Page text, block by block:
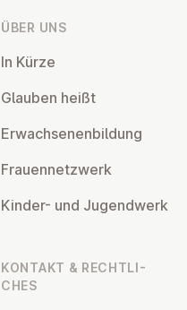
ÜBER UNS
In Kürze
Glauben heißt
Er­wach­se­nen­bil­dung
Frau­en­netz­werk
Kinder- und Ju­gend­werk
KONTAKT & RECHT­LI­
CHES